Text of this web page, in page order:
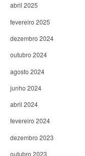
abril 2025
fevereiro 2025
dezembro 2024
outubro 2024
agosto 2024
junho 2024
abril 2024
fevereiro 2024
dezembro 2023
outubro 2023